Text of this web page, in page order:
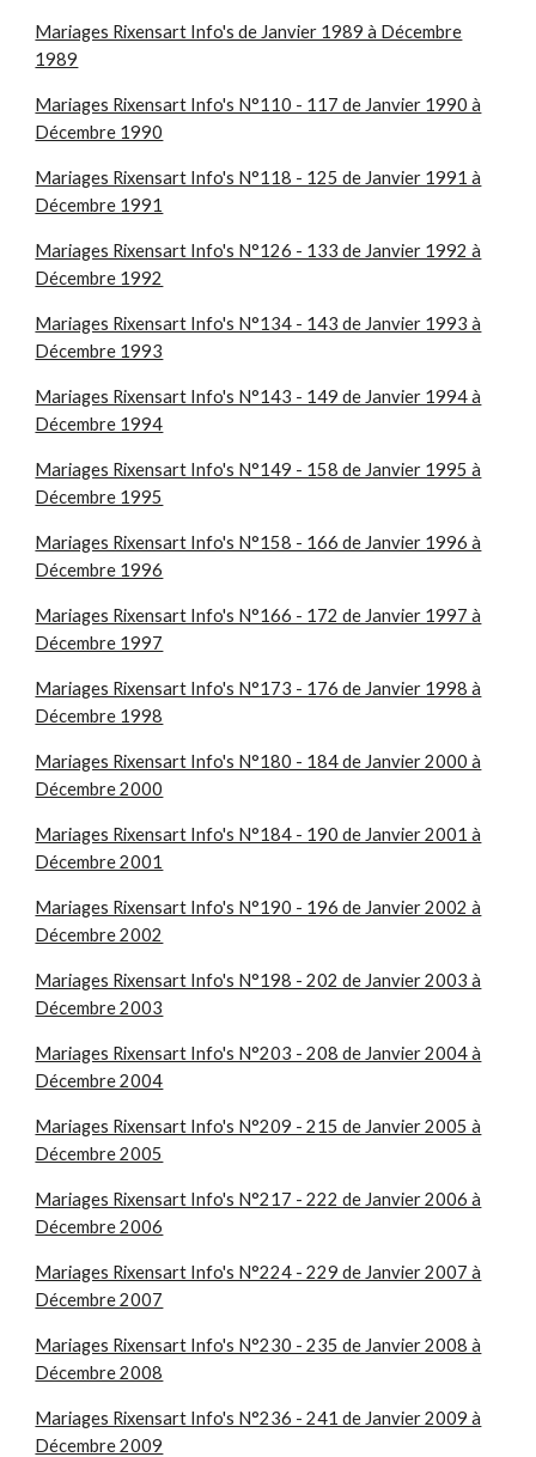
Mariages Rixensart Info's de Janvier 1989 à Décembre
1989
Mariages Rixensart Info's N°110 - 117 de Janvier 1990 à
Décembre 1990
Mariages Rixensart Info's N°118 - 125 de Janvier 1991 à
Décembre 1991
Mariages Rixensart Info's N°126 - 133 de Janvier 1992 à
Décembre 1992
Mariages Rixensart Info's N°134 - 143 de Janvier 1993 à
Décembre 1993
Mariages Rixensart Info's N°143 - 149 de Janvier 1994 à
Décembre 1994
Mariages Rixensart Info's N°149 - 158 de Janvier 1995 à
Décembre 1995
Mariages Rixensart Info's N°158 - 166 de Janvier 1996 à
Décembre 1996
Mariages Rixensart Info's N°166 - 172 de Janvier 1997 à
Décembre 1997
Mariages Rixensart Info's N°173 - 176 de Janvier 1998 à
Décembre 1998
Mariages Rixensart Info's N°180 - 184 de Janvier 2000 à
Décembre 2000
Mariages Rixensart Info's N°184 - 190 de Janvier 2001 à
Décembre 2001
Mariages Rixensart Info's N°190 - 196 de Janvier 2002 à
Décembre 2002
Mariages Rixensart Info's N°198 - 202 de Janvier 2003 à
Décembre 2003
Mariages Rixensart Info's N°203 - 208 de Janvier 2004 à
Décembre 2004
Mariages Rixensart Info's N°209 - 215 de Janvier 2005 à
Décembre 2005
Mariages Rixensart Info's N°217 - 222 de Janvier 2006 à
Décembre 2006
Mariages Rixensart Info's N°224 - 229 de Janvier 2007 à
Décembre 2007
Mariages Rixensart Info's N°230 - 235 de Janvier 2008 à
Décembre 2008
Mariages Rixensart Info's N°236 - 241 de Janvier 2009 à
Décembre 2009